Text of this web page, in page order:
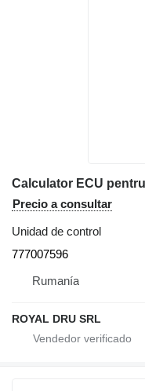
Precio a consultar
Unidad de control
777007596
Rumanía
ROYAL DRU SRL